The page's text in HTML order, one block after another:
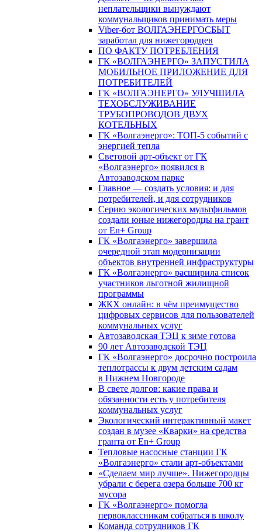
неплательщики вынуждают
коммунальщиков принимать меры
Viber-бот ВОЛГАЭНЕРГОСБЫТ
заработал для нижегородцев
ПО ФАКТУ ПОТРЕБЛЕНИЯ
ГК «ВОЛГАЭНЕРГО» ЗАПУСТИЛА
МОБИЛЬНОЕ ПРИЛОЖЕНИЕ ДЛЯ
ПОТРЕБИТЕЛЕЙ
ГК «ВОЛГАЭНЕРГО» УЛУЧШИЛА
ТЕХОБСЛУЖИВАНИЕ
ТРУБОПРОВОДОВ ДВУХ
КОТЕЛЬНЫХ
ГК «Волгаэнерго»: ТОП-5 событий с
энергией тепла
Световой арт-объект от ГК
«Волгаэнерго» появился в
Автозаводском парке
Главное — создать условия: и для
потребителей, и для сотрудников
Серию экологических мультфильмов
создали юные нижегородцы на грант
от En+ Group
ГК «Волгаэнерго» завершила
очередной этап модернизации
объектов внутренней инфраструктуры
ГК «Волгаэнерго» расширила список
участников льготной жилищной
программы
ЖКХ онлайн: в чём преимущество
цифровых сервисов для пользователей
коммунальных услуг
Автозаводская ТЭЦ к зиме готова
90 лет Автозаводской ТЭЦ
ГК «Волгаэнерго» досрочно построила
теплотрассы к двум детским садам
в Нижнем Новгороде
В свете долгов: какие права и
обязанности есть у потребителя
коммунальных услуг
Экологический интерактивный макет
создан в музее «Кварки» на средства
гранта от En+ Group
Тепловые насосные станции ГК
«Волгаэнерго» стали арт-объектами
«Сделаем мир лучше». Нижегородцы
убрали с берега озера больше 700 кг
мусора
ГК «Волгаэнерго» помогла
первоклассникам собраться в школу
Команда сотрудников ГК